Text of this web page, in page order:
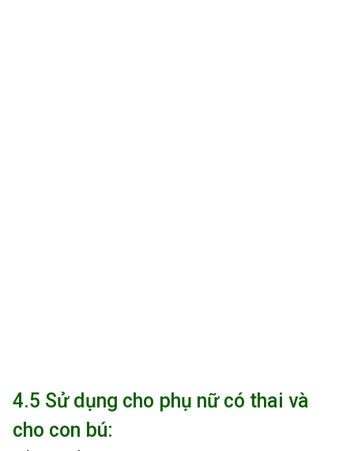
4.5 Sử dụng cho phụ nữ có thai và
cho con bú: